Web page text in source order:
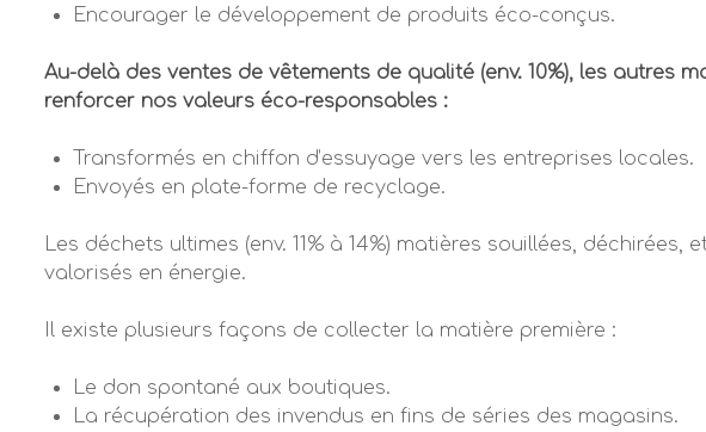
Encourager le développement de produits éco-conçus.
Au-delà des ventes de vêtements de qualité (env. 10%), les autres
renforcer nos valeurs éco-responsables :
Transformés en chiffon d’essuyage vers les entreprises locales.
Envoyés en plate-forme de recyclage.
Les déchets ultimes (env. 11% à 14%) matières souillées,
valorisés en énergie.
Il existe plusieurs façons de collecter la matière première :
Le don spontané aux boutiques.
La récupération des invendus en fins de séries des magasins.